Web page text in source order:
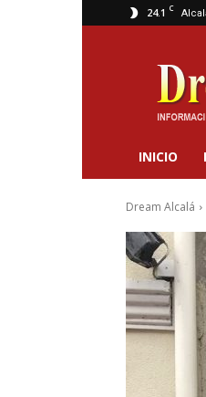
24.1 C
Dream
Alcalá
INICIO
Dream Alcalá